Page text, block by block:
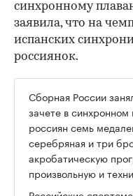
синхронному
заявила, что на
испанских
россиянок.
Сборная России
зачете в
россиян семь
серебряная и три
акробатическую
произвольную и